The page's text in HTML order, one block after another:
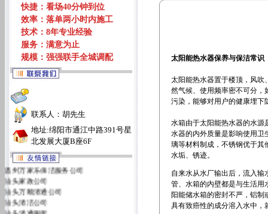
快捷：看场40分钟到位
效率：落单两小时内施工
技术：8年专业经验
服务：满意为止
规模：强强联手全城调配
联系人：胡先生
地址:绵阳市通江中路391号星
北发展大厦B座6F
温州万家乐保洁服务公司
汕头家政公司
汕头万顺清通公司
汕头清洁公司
汕头清通厕所
太阳能热水器保养与保洁常识
太阳能热水器置于楼顶，风吹
然气候、使用频率密不可分，
污染，能够对用户的健康埋
水箱由于太阳能热水器的水源
水器的内外质量是影响使用卫
璃等材料制成，不锈钢优于其
水垢、锈迹。
自来水从水厂输出后，流入
管、水箱的内壁都是与生活用
阳能储水箱的密封不严，铝
具有致癌性的成分溶入水中，